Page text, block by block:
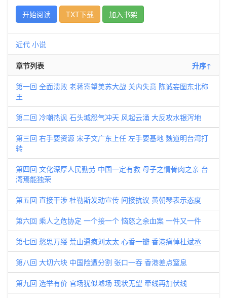
开始阅读
TXT下载 加入书架
近代 小说
章节列表 升序↑
第一回 全面溃败 老蒋寄望美苏大战 关内失意 陈诚妄图东北称
王
第二回 冷嘲热讽 石头城怨气冲天 风起云涌 大反攻水银泻地
第三回 右手要资源 宋子文广东上任 左手要基地 魏道明台湾打
转
第四回 文化深厚人民勤劳 中国一定有救 母子之情骨肉之亲 台
湾焉能独荣
第五回 直接干涉 杜勒斯发动宣传 间接抗议 黄朝琴表示态度
第六回 乘人之危协定 一个接一个 恼怒之余血案 一件又一件
第七回 愁思万缕 荒山逼疯刘太太 心香一瓣 香港痛悼杜斌丞
第八回 大切六块 中国险遭分割 张口一吞 香港差点窒息
第九回 选举有价 官场犹似墟场 现状无望 牵线再加伏线